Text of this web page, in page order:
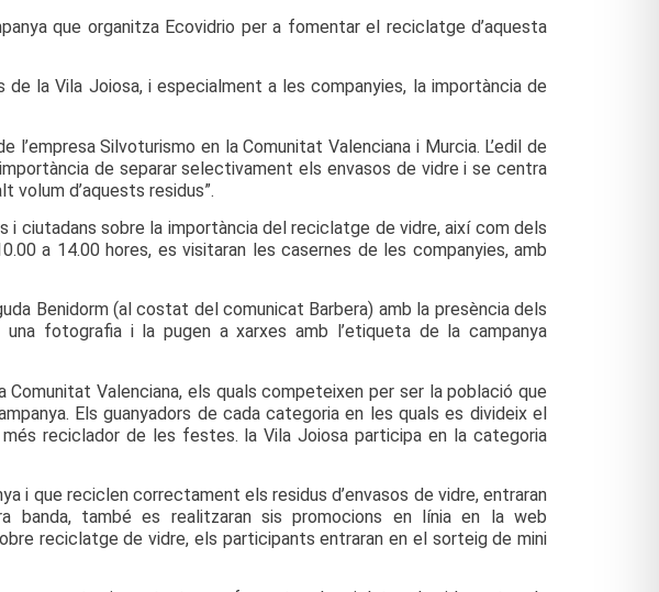
que organitza Ecovidrio per a fomentar el reciclatge d’aquesta
la Vila Joiosa, i especialment a les companyies, la importància de
l’empresa Silvoturismo en la Comunitat Valenciana i Murcia. L’edil de
de separar selectivament els envasos de vidre i se centra
volum d’aquests residus”.
ciutadans sobre la importància del reciclatge de vidre, així com dels
a 14.00 hores, es visitaran les casernes de les companyies, amb
Benidorm (al costat del comunicat Barbera) amb la presència dels
fotografia i la pugen a xarxes amb l’etiqueta de la campanya
Valenciana, els quals competeixen per ser la població que
Els guanyadors de cada categoria en les quals es divideix el
reciclador de les festes. la Vila Joiosa participa en la categoria
i que reciclen correctament els residus d’envasos de vidre, entraran
banda, també es realitzaran sis promocions en línia en la web
reciclatge de vidre, els participants entraran en el sorteig de mini